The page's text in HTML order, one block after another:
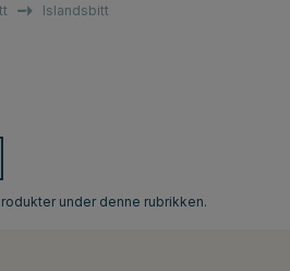
Islandsbitt
under denne rubrikken.